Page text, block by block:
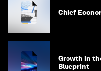
Chief
Growth in
Blueprint